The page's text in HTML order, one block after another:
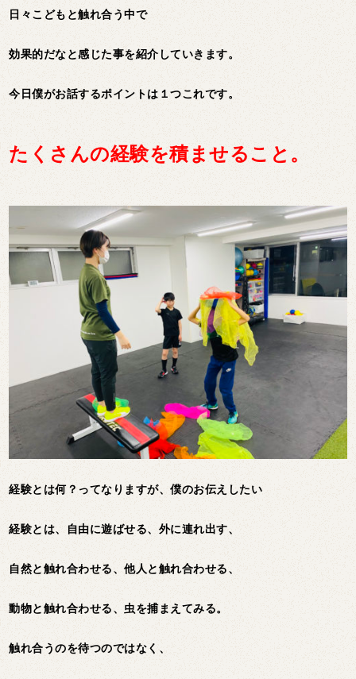
日々こどもと触れ合う中で
効果的だなと感じた事を紹介していきます。
今日僕がお話するポイントは１つこれです。
たくさんの経験を積ませること。
経験とは何？ってなりますが、僕のお伝えしたい
経験とは、自由に遊ばせる、外に連れ出す、
自然と触れ合わせる、他人と触れ合わせる、
動物と触れ合わせる、虫を捕まえてみる。
触れ合うのを待つのではなく、